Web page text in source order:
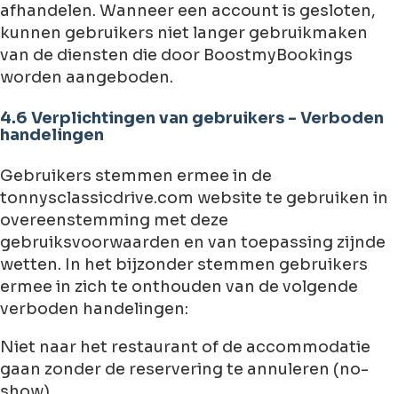
afhandelen. Wanneer een account is gesloten,
kunnen gebruikers niet langer gebruikmaken
van de diensten die door BoostmyBookings
worden aangeboden.
4.6 Verplichtingen van gebruikers - Verboden
handelingen
Gebruikers stemmen ermee in de
tonnysclassicdrive.com website te gebruiken in
overeenstemming met deze
gebruiksvoorwaarden en van toepassing zijnde
wetten. In het bijzonder stemmen gebruikers
ermee in zich te onthouden van de volgende
verboden handelingen:
Niet naar het restaurant of de accommodatie
gaan zonder de reservering te annuleren (no-